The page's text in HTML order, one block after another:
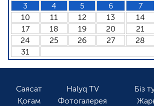
3
4 5 6 7
10
11 12 13 14
17
18 19 20 21
24
25 26 27 28
31
Саясат
Қоғам
Halyq TV
Фотогалерея
Біз